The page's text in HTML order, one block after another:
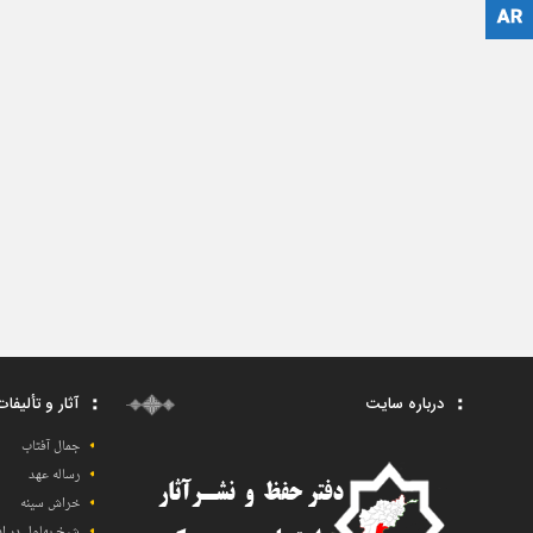
درباره سایت آثار و
جمال آفتاب
رساله عهد
خراش سینه